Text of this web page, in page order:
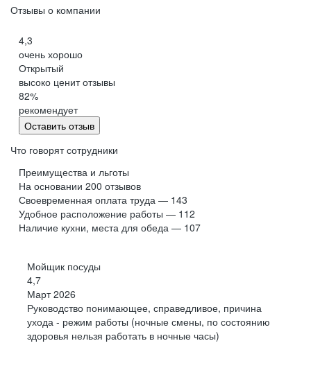
Космическая команда
Обмен опытом с профессионалами, ценные связи
и сильное комьюнити
Школы по профессиям, регулярные тренинги
Финансовый
Бизнес-аналитика
Управление персоналом
и кадровый учёт
Отзывы о компании
4,3
очень хорошо
Открытый
высоко ценит отзывы
82%
рекомендует
Оставить отзыв
Что говорят сотрудники
Преимущества и льготы
На основании 200 отзывов
Своевременная оплата труда — 143
Удобное расположение работы — 112
Наличие кухни, места для обеда — 107
Мойщик посуды
4,7
Март 2026
Руководство понимающее, справедливое, причина
ухода - режим работы (ночные смены, по состоянию
здоровья нельзя работать в ночные часы)